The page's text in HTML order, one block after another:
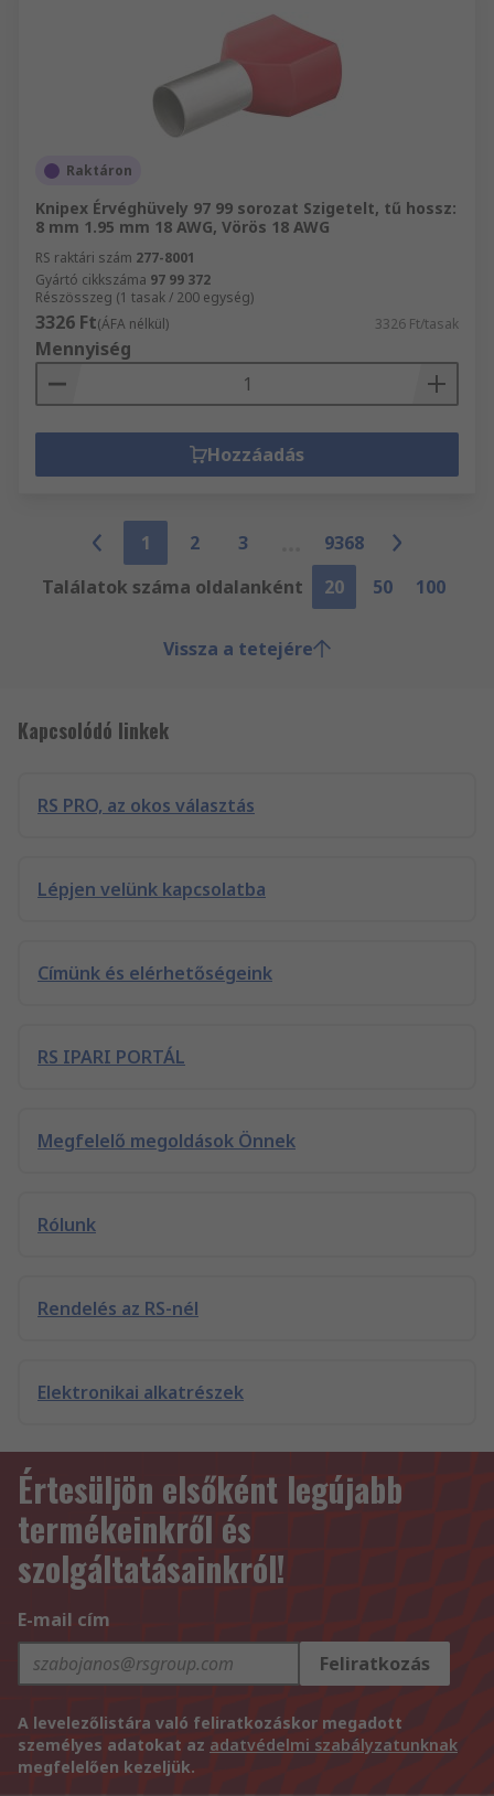
Raktáron
Knipex Érvéghüvely 97 99 sorozat Szigetelt, tű hossz:
8 mm 1.95 mm 18 AWG, Vörös 18 AWG
RS raktári szám 277-8001
Gyártó cikkszáma 97 99 372
Részösszeg (1 tasak / 200 egység)
3326 Ft(ÁFA nélkül) 3326 Ft/tasak
Mennyiség
Hozzáadás
1 2 3
9368
Találatok száma oldalanként
20 50 100
Vissza a tetejére
Kapcsolódó linkek
RS PRO, az okos választás
Lépjen velünk kapcsolatba
Címünk és elérhetőségeink
RS IPARI PORTÁL
Megfelelő megoldások Önnek
Rólunk
Rendelés az RS-nél
Elektronikai alkatrészek
Értesüljön elsőként legújabb
termékeinkről és
szolgáltatásainkról!
E-mail cím
Feliratkozás
A levelezőlistára való feliratkozáskor megadott
személyes adatokat az adatvédelmi szabályzatunknak
megfelelően kezeljük.